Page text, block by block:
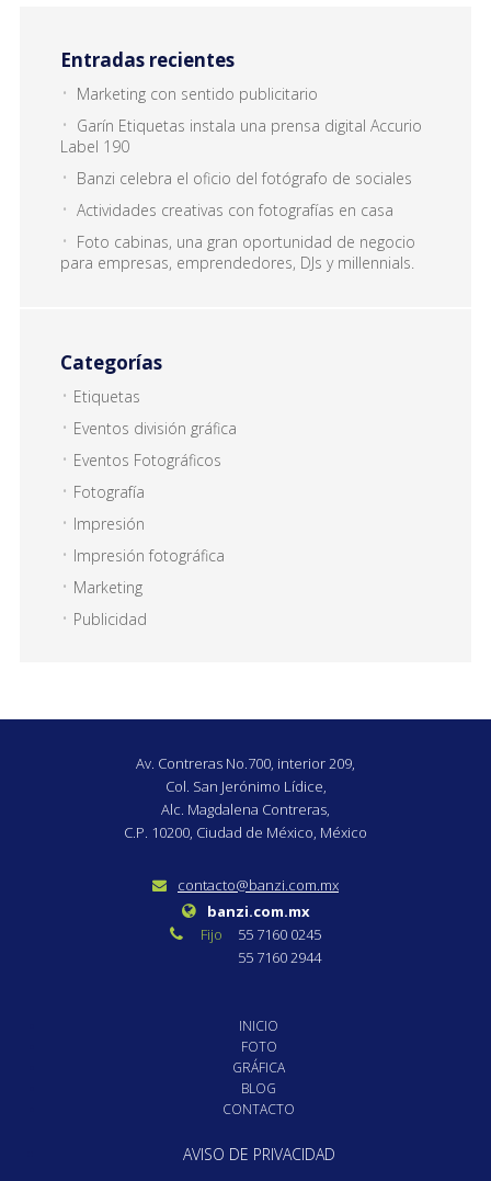
Entradas recientes
Marketing con sentido publicitario
Garín Etiquetas instala una prensa digital Accurio
Label 190
Banzi celebra el oficio del fotógrafo de sociales
Actividades creativas con fotografías en casa
Foto cabinas, una gran oportunidad de negocio
para empresas, emprendedores, DJs y millennials.
Categorías
Etiquetas
Eventos división gráfica
Eventos Fotográficos
Fotografía
Impresión
Impresión fotográfica
Marketing
Publicidad
Av. Contreras No.700, interior 209,
Col. San Jerónimo Lídice,
Alc. Magdalena Contreras,
C.P. 10200, Ciudad de México, México
contacto@banzi.com.mx
banzi.com.mx
Fijo
55 7160 0245
55 7160 2944
INICIO
FOTO
GRÁFICA
BLOG
CONTACTO
AVISO DE PRIVACIDAD